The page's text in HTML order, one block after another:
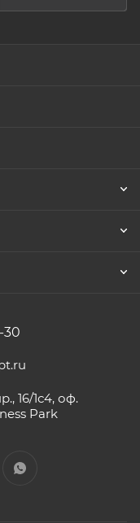
30
16/1с4, оф.
Park